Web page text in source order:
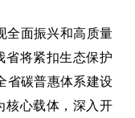
全面振兴和高质量
省将紧扣生态保护
省碳普惠体系建设
核心载体，深入开